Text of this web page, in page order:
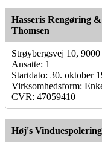
Hasseris Rengøring
Thomsen
Strøybergsvej 10,
Ansatte: 1
Startdato: 30. oktober
Virksomhedsform:
CVR: 47059410
Høj's